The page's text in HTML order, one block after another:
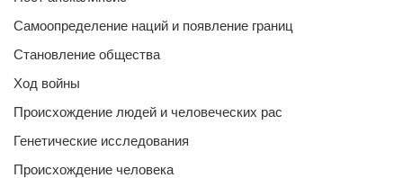
Самоопределение наций и появление границ
Становление общества
Ход войны
Происхождение людей и человеческих рас
Генетические исследования
Происхождение человека